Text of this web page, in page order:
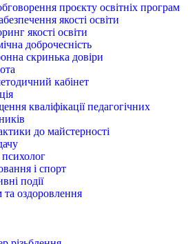
проєкту освітніх програм
якості освіти
якості освіти
доброчесність
скринька довіри
кабінет
кваліфікації педагогічних
до майстерності
і спорт
події
та оздоровлення